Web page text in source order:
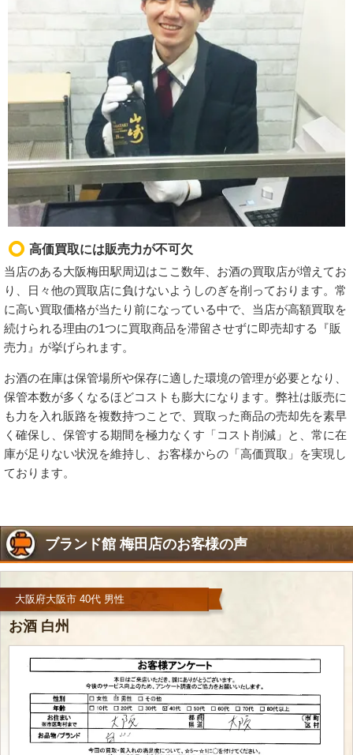
高価買取には販売力が不可欠
当店のある大阪梅田駅周辺はここ数年、お酒の買取店が増えてお
り、日々他の買取店に負けないようしのぎを削っております。常
に高い買取価格が当たり前になっている中で、当店が高額買取を
続けられる理由の1つに買取商品を滞留させずに即売却する『販
売力』が挙げられます。
お酒の在庫は保管場所や保存に適した環境の管理が必要となり、
保管本数が多くなるほどコストも膨大になります。弊社は販売に
も力を入れ販路を複数持つことで、買取った商品の売却先を素早
く確保し、保管する期間を極力なくす「コスト削減」と、常に在
庫が足りない状況を維持し、お客様からの「高価買取」を実現し
ております。
ブランド館 梅田店のお客様の声
大阪府大阪市 40代 男性
お酒 白州